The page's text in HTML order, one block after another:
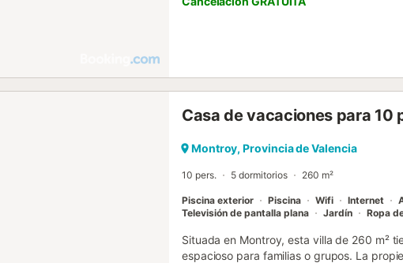
Casa de vacaciones para 10
Montroy, Provincia de Valencia
10 pers. 5 dormitorios 260 m²
Piscina exterior Piscina Wifi Internet
Televisión de pantalla plana
Jardín Ropa
Situada en Montroy, esta villa de 260 m²
espacioso para familias o grupos. La